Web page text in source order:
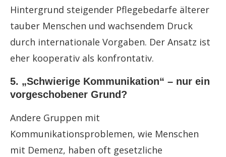
Hintergrund steigender Pflegebedarfe älterer
tauber Menschen und wachsendem Druck
durch internationale Vorgaben. Der Ansatz ist
eher kooperativ als konfrontativ.
5. „Schwierige Kommunikation“ – nur ein
vorgeschobener Grund?
Andere Gruppen mit
Kommunikationsproblemen, wie Menschen
mit Demenz, haben oft gesetzliche